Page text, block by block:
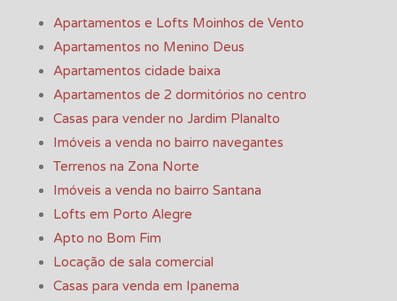
Apartamentos e Lofts Moinhos de Vento
Apartamentos no Menino Deus
Apartamentos cidade baixa
Apartamentos de 2 dormitórios no centro
Casas para vender no Jardim Planalto
Imóveis a venda no bairro navegantes
Terrenos na Zona Norte
Imóveis a venda no bairro Santana
Lofts em Porto Alegre
Apto no Bom Fim
Locação de sala comercial
Casas para venda em Ipanema